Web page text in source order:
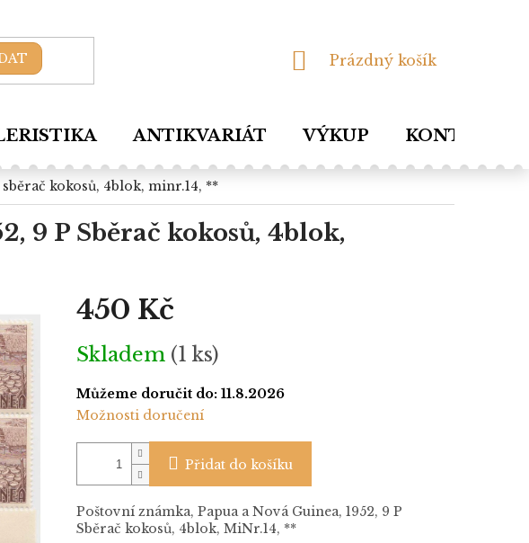
NÁKUPNÍ
Prázdný košík
ANTIKVARIÁT VÝKUP KONTAKTY
sběrač kokosů, 4blok, minr.14, **
9 P Sběrač kokosů, 4blok,
450 Kč
Měrná
cena:
Skladem (1 ks)
Můžeme doručit do: 11.8.2026
Možnosti doručení
Přidat do košíku
Poštovní známka, Papua a Nová Guinea, 1952, 9 P
Sběrač kokosů, 4blok, MiNr.14, **